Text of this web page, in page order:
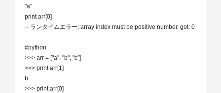
"a"
print arr[0]
-- ランタイムエラー: array index must be positive number, got: 0
#python
>>> arr = ["a", "b", "c"]
>>> print arr[1]
b
>>> print arr[0]